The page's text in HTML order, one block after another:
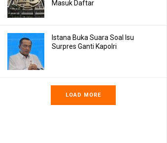
Masuk Daftar
Istana Buka Suara Soal Isu
Surpres Ganti Kapolri
LOAD MORE